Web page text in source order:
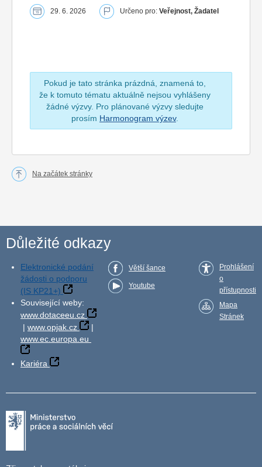
29. 6. 2026 Určeno pro: Veřejnost, Žadatel
Pokud je tato stránka prázdná, znamená to,
že k tomuto tématu aktuálně nejsou vyhlášeny
žádné výzvy. Pro plánované výzvy sledujte
prosím Harmonogram výzev.
Na začátek stránky
Důležité odkazy
Elektronické podání
žádosti o podporu
(IS KP21+)
Související weby:
www.dotaceeu.cz
| www.opjak.cz
|
www.ec.europa.eu
Kariéra
Větší šance
Youtube
Prohlášení
o
přístupnosti
Mapa
Stránek